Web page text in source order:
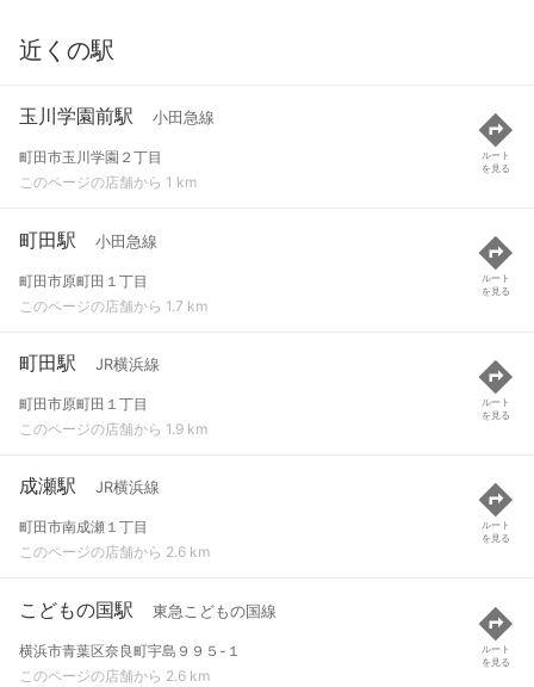
近くの駅
玉川学園前駅 小田急線
町田市玉川学園２丁目
このページの店舗から 1 km
ルート
を見る
町田駅 小田急線
町田市原町田１丁目
このページの店舗から 1.7 km
ルート
を見る
町田駅 JR横浜線
町田市原町田１丁目
このページの店舗から 1.9 km
ルート
を見る
成瀬駅 JR横浜線
町田市南成瀬１丁目
このページの店舗から 2.6 km
ルート
を見る
こどもの国駅 東急こどもの国線
横浜市青葉区奈良町宇島９９５-１
このページの店舗から 2.6 km
ルート
を見る